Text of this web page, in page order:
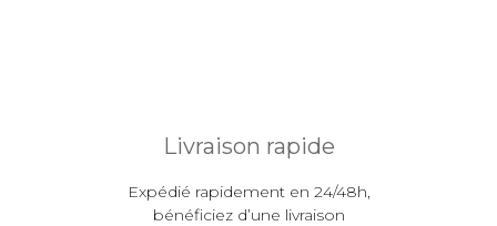
Livraison rapide
Expédié rapidement en 24/48h,
bénéficiez d’une livraison